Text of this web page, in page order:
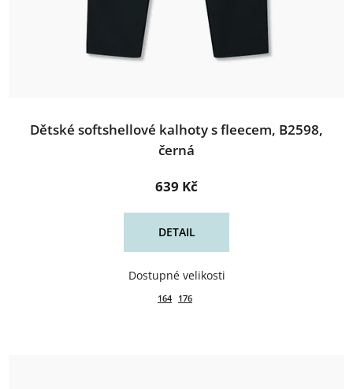
Dětské softshellové kalhoty s fleecem, B2598,
černá
639 Kč
DETAIL
164 176